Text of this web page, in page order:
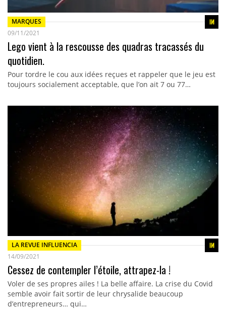
MARQUES
09/11/2021
Lego vient à la rescousse des quadras tracassés du
quotidien.
Pour tordre le cou aux idées reçues et rappeler que le jeu est
toujours socialement acceptable, que l’on ait 7 ou 77…
LA REVUE INFLUENCIA
14/09/2021
Cessez de contempler l’étoile, attrapez-la !
Voler de ses propres ailes ! La belle affaire. La crise du Covid
semble avoir fait sortir de leur chrysalide beaucoup
d’entrepreneurs… qui…